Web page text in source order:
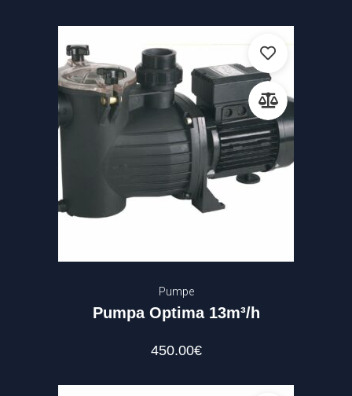
Pumpe
Pumpa Optima 13m³/h
450.00€